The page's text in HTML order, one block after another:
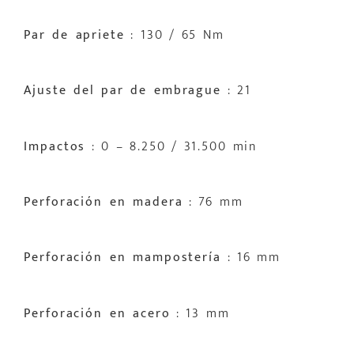
Par de apriete : 130 / 65 Nm
Ajuste del par de embrague : 21
Impactos : 0 – 8.250 / 31.500 min
Perforación en madera : 76 mm
Perforación en mampostería : 16 mm
Perforación en acero : 13 mm